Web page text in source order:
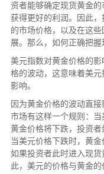
资者能够确定现货黄金
获得更好的利润。因此
的市场价格，以及在这
展。那么，如何正确把握
美元指数对黄金价格的
格的波动，这意味着美
影响。
因为黄金价格的波动直
市场有这样一个规则：
黄金价格将下跌，投资者
当美元价格下跌时，黄
如果投资者此时进入现
此，美元的价格与黄金的